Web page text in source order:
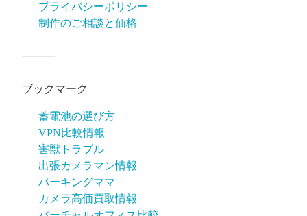
プライバシーポリシー
制作のご相談と価格
ブックマーク
蓄電池の選び方
VPN比較情報
害獣トラブル
出張カメラマン情報
パーキングママ
カメラ高価買取情報